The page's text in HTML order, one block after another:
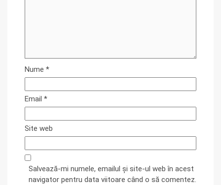
Nume *
Email *
Site web
Salvează-mi numele, emailul și site-ul web în acest
navigator pentru data viitoare când o să comentez.